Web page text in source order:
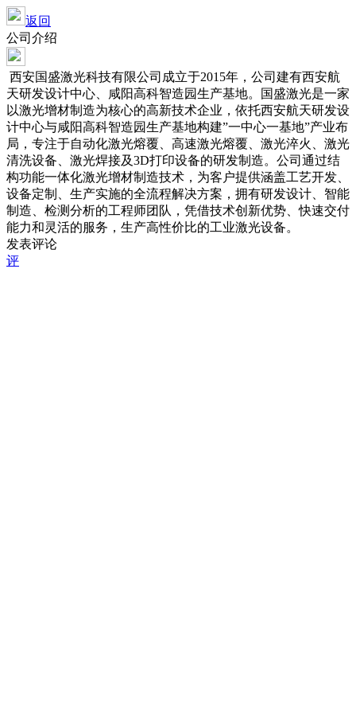
返回
公司介绍
西安国盛激光科技有限公司成立于2015年，公司建有西安航
天研发设计中心、咸阳高科智造园生产基地。国盛激光是一家
以激光增材制造为核心的高新技术企业，依托西安航天研发设
计中心与咸阳高科智造园生产基地构建”一中心一基地”产业布
局，专注于自动化激光熔覆、高速激光熔覆、激光淬火、激光
清洗设备、激光焊接及3D打印设备的研发制造。公司通过结
构功能一体化激光增材制造技术，为客户提供涵盖工艺开发、
设备定制、生产实施的全流程解决方案，拥有研发设计、智能
制造、检测分析的工程师团队，凭借技术创新优势、快速交付
能力和灵活的服务，生产高性价比的工业激光设备。
发表评论
评